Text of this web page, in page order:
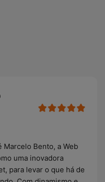
Marcelo Bento, a Web
uma inovadora
para levar o que há de